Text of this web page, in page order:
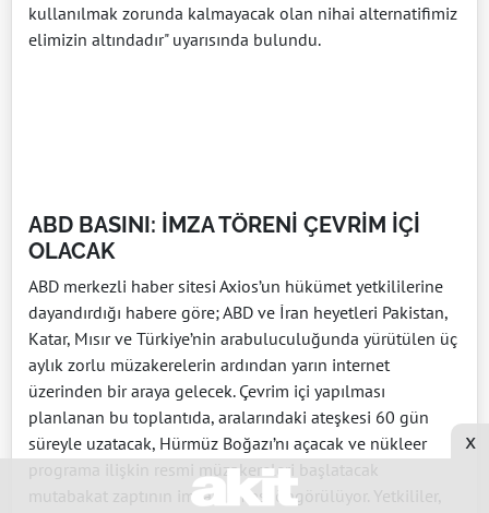
kullanılmak zorunda kalmayacak olan nihai alternatifimiz
elimizin altındadır" uyarısında bulundu.
ABD BASINI: İMZA TÖRENİ ÇEVRİM İÇİ
OLACAK
ABD merkezli haber sitesi Axios’un hükümet yetkililerine
dayandırdığı habere göre; ABD ve İran heyetleri Pakistan,
Katar, Mısır ve Türkiye’nin arabuluculuğunda yürütülen üç
aylık zorlu müzakerelerin ardından yarın internet
üzerinden bir araya gelecek. Çevrim içi yapılması
planlanan bu toplantıda, aralarındaki ateşkesi 60 gün
süreyle uzatacak, Hürmüz Boğazı’nı açacak ve nükleer
programa ilişkin resmi müzakereleri başlatacak
mutabakat zaptının imzalanması öngörülüyor. Yetkililer,
x